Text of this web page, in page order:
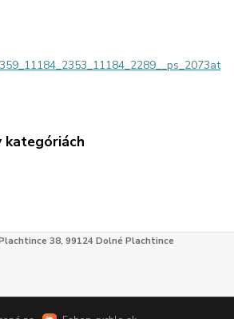
kategóriách
38, 99124 Dolné Plachtince